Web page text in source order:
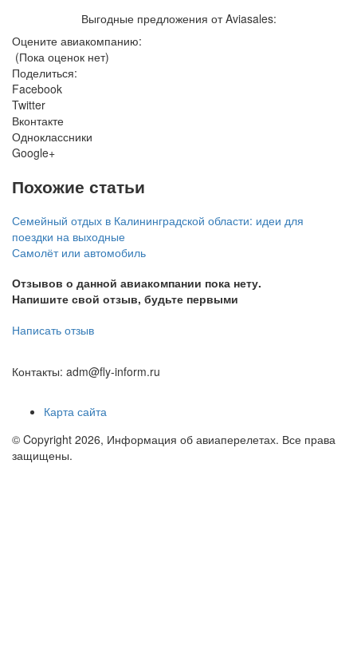
Выгодные предложения от Aviasales:
Оцените авиакомпанию:
(Пока оценок нет)
Поделиться:
Facebook
Twitter
Вконтакте
Одноклассники
Google+
Похожие статьи
Семейный отдых в Калининградской области: идеи для
поездки на выходные
Самолёт или автомобиль
Отзывов о данной авиакомпании пока нету.
Напишите свой отзыв, будьте первыми
Написать отзыв
Контакты: adm@fly-inform.ru
Карта сайта
© Copyright 2026, Информация об авиаперелетах. Все права
защищены.